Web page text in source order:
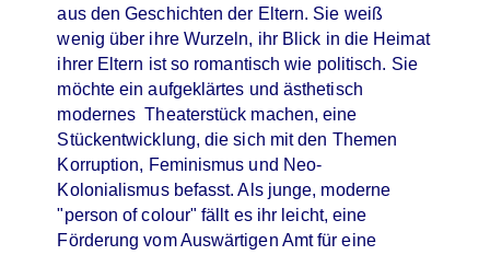
aus den Geschichten der Eltern. Sie weiß
wenig über ihre Wurzeln, ihr Blick in die Heimat
ihrer Eltern ist so romantisch wie politisch. Sie
möchte ein aufgeklärtes und ästhetisch
modernes Theaterstück machen, eine
Stückentwicklung, die sich mit den Themen
Korruption, Feminismus und Neo-
Kolonialismus befasst. Als junge, moderne
"person of colour" fällt es ihr leicht, eine
Förderung vom Auswärtigen Amt für eine